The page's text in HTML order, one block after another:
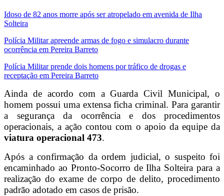
Idoso de 82 anos morre após ser atropelado em avenida de Ilha
Solteira
Polícia Militar apreende armas de fogo e simulacro durante
ocorrência em Pereira Barreto
Polícia Militar prende dois homens por tráfico de drogas e
receptação em Pereira Barreto
Ainda de acordo com a Guarda Civil Municipal, o
homem possui uma extensa ficha criminal. Para garantir
a segurança da ocorrência e dos procedimentos
operacionais, a ação contou com o apoio da equipe da
viatura operacional 473.
Após a confirmação da ordem judicial, o suspeito foi
encaminhado ao Pronto-Socorro de Ilha Solteira para a
realização do exame de corpo de delito, procedimento
padrão adotado em casos de prisão.